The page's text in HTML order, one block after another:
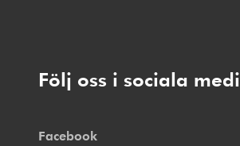
Följ oss i sociala
Facebook